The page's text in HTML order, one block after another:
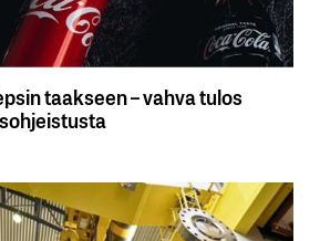
taakseen – vahva tulos